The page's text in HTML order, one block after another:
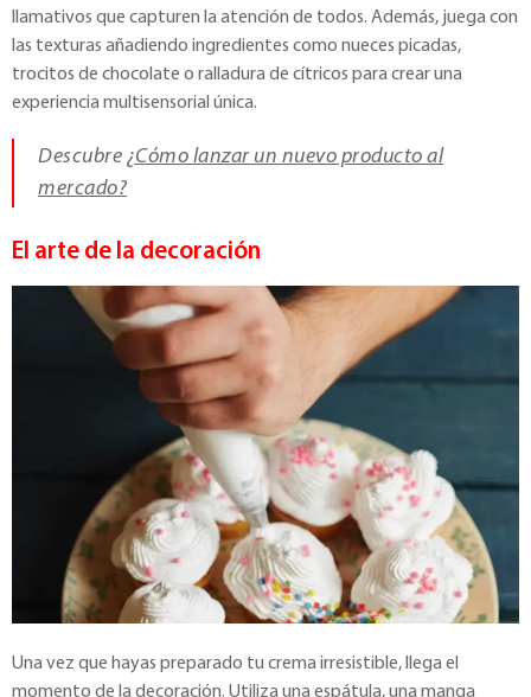
llamativos que capturen la atención de todos. Además, juega con
las texturas añadiendo ingredientes como nueces picadas,
trocitos de chocolate o ralladura de cítricos para crear una
experiencia multisensorial única.
Descubre ¿Cómo lanzar un nuevo producto al
mercado?
El arte de la decoración
Una vez que hayas preparado tu crema irresistible, llega el
momento de la decoración. Utiliza una espátula, una manga